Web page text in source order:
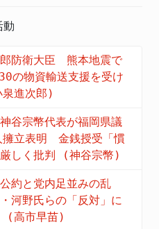
動
防衛大臣 熊本地震で
の物資輸送支援を受け
進次郎)
谷宗幣代表が福岡県議
擁立表明 金銭授受「慣
しく批判 (神谷宗幣)
約と党内足並みの乱
河野氏らの「反対」に
(高市早苗)